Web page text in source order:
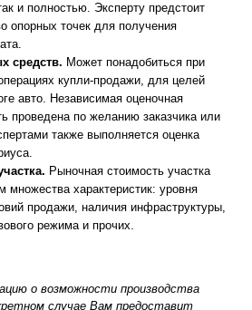
и полностью. Эксперту предстоит
опорных точек для получения
средств. Может понадобиться при
купли-продажи, для целей
авто. Независимая оценочная
проведена по желанию заказчика или
также выполняется оценка
Рыночная стоимость участка
множества характеристик: уровня
продажи, наличия инфраструктуры,
режима и прочих.
о возможности производства
случае Вам предоставит